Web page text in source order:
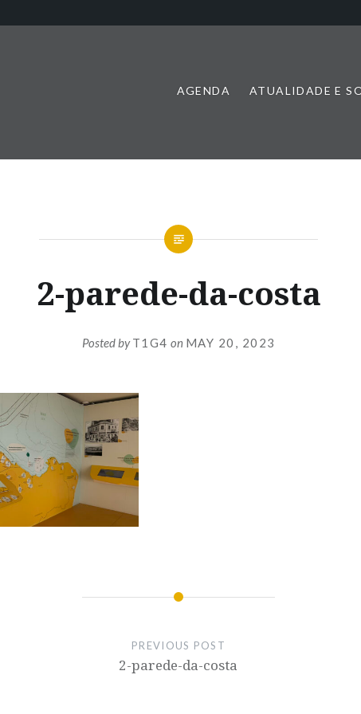
AGENDA ATUALIDADE E
2-parede-da-costa
Posted byT1G4 on MAY 20, 2023
PREVIOUS POST
2-parede-da-costa